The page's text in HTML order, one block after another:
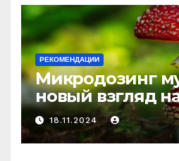
РЕКОМЕНДАЦИИ
Микродозинг
новый взгляд
психоделику
18.11.2024